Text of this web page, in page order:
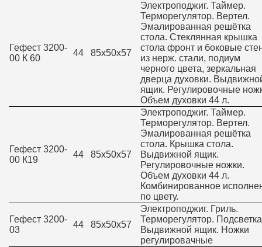
Гефест 3200-
00 К 60
44 85х50х57
Электроподжиг. Таймер.
Терморегулятор. Вертел.
Эмалированная решётка
стола. Стеклянная крышка
стола фронт и боковые
из нерж. стали, подиум
черного цвета, зеркальная
дверца духовки.
ящик. Регулировочные
Объем духовки 44 л.
Гефест 3200-
00 К19
44 85х50х57
Электроподжиг. Таймер.
Терморегулятор. Вертел.
Эмалированная решётка
стола. Крышка стола.
Выдвижной ящик.
Регулировочные ножки.
Объем духовки 44 л.
Комбинированное
по цвету.
Гефест 3200-
03
44 85х50х57
Электроподжиг. Гриль.
Терморегулятор.
Выдвижной ящик. Ножки
регулировачные